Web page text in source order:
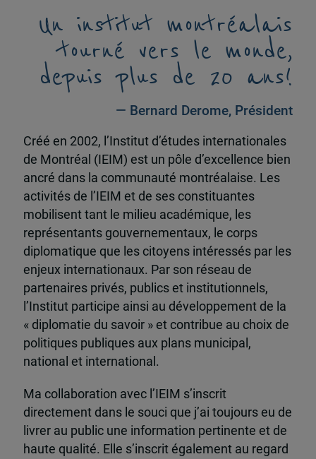
Un institut montréalais
tourné vers le monde,
depuis plus de 20 ans!
— Bernard Derome, Président
Créé en 2002, l’Institut d’études internationales
de Montréal (IEIM) est un pôle d’excellence bien
ancré dans la communauté montréalaise. Les
activités de l’IEIM et de ses constituantes
mobilisent tant le milieu académique, les
représentants gouvernementaux, le corps
diplomatique que les citoyens intéressés par les
enjeux internationaux. Par son réseau de
partenaires privés, publics et institutionnels,
l’Institut participe ainsi au développement de la
« diplomatie du savoir » et contribue au choix de
politiques publiques aux plans municipal,
national et international.
Ma collaboration avec l’IEIM s’inscrit
directement dans le souci que j’ai toujours eu de
livrer au public une information pertinente et de
haute qualité. Elle s’inscrit également au regard